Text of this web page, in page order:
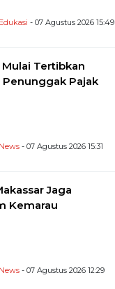
Edukasi - 07 Agustus 2026 15:49
Tertibkan
Pajak
News - 07 Agustus 2026 15:31
Jaga
Kemarau
News - 07 Agustus 2026 12:29